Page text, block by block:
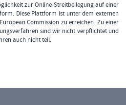
zur Online-Streitbeilegung auf einer
Diese Plattform ist unter dem externen
Commission zu erreichen. Zu einer
sind wir nicht verpflichtet und
auch nicht teil.